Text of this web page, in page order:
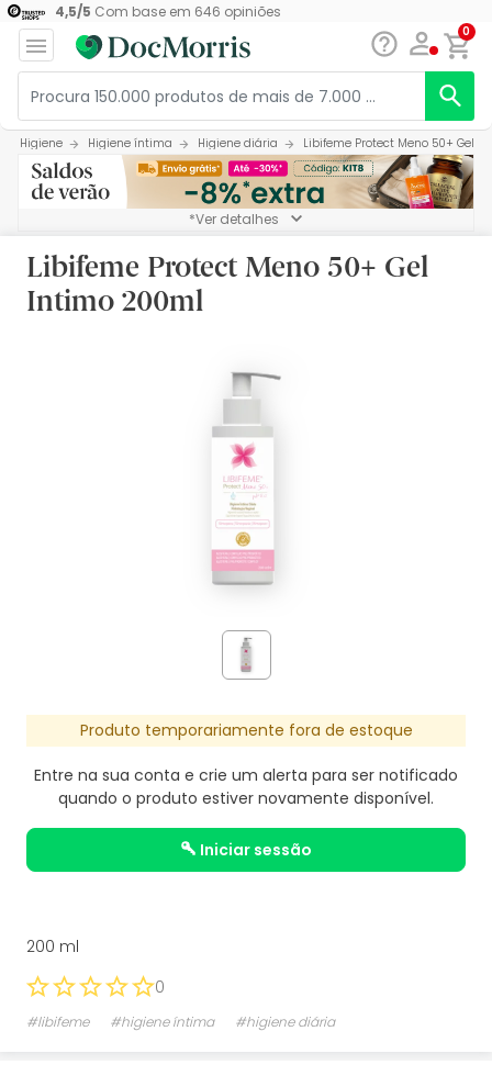
4,5/5 Com base em 646 opiniões
0
Higiene Higiene íntima Higiene diária Libifeme Protect Meno 50+ Gel
*Ver detalhes
Libifeme Protect Meno 50+ Gel
Intimo 200ml
Produto temporariamente fora de estoque
Entre na sua conta e crie um alerta para ser notificado
quando o produto estiver novamente disponível.
iniciar sessão
200 ml
0
#libifeme #higiene íntima #higiene diária